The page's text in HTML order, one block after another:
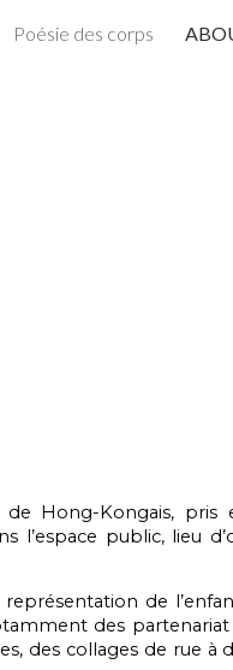
Poésie des corps
Hong-Kongais, pris
public, lieu
de
des partenariat
des collages de rue à